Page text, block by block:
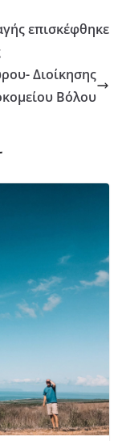
επισκέφθηκε
Διοίκησης
Βόλου